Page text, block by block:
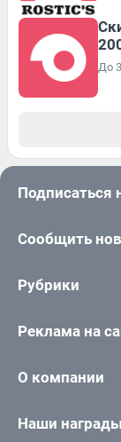
До
Подписаться
Сообщить
Рубрики
Реклама на
О компании
Наши награды